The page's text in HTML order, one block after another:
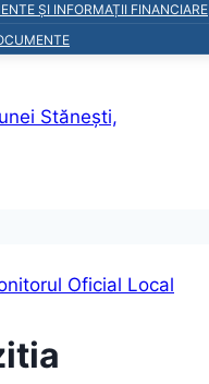
ȘI INFORMAȚII FINANCIARE
Oficial Local